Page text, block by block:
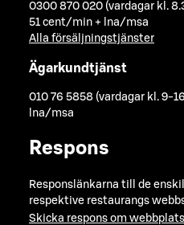
0300 870 020 (vardagar kl.
51 cent/min + lna/msa
Alla försäljningstjänster
Ägarkundtjänst
010 76 5858 (vardagar kl. 9-
lna/msa
Respons
Responslänkarna till de
respektive restaurangs
Skicka respons om